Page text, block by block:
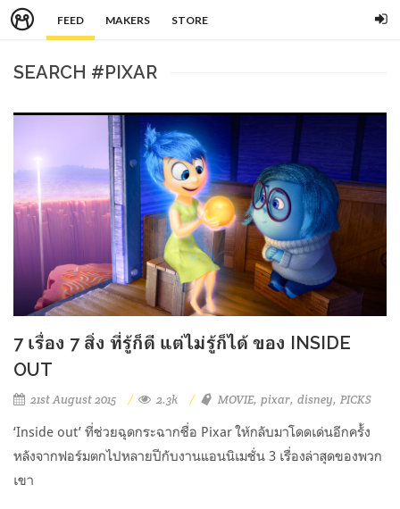
FEED MAKERS STORE
SEARCH #PIXAR
7 เรื่อง 7 สิ่ง ที่รู้ก็ดี แต่ไม่รู้ก็ได้ ของ INSIDE
OUT
21st August 2015 2.3k MOVIE pixar disney PICKS
‘Inside out’ ที่ช่วยฉุดกระฉากชื่อ Pixar ให้กลับมาโดดเด่นอีกครั้ง
หลังจากฟอร์มตกไปหลายปีกับงานแอนนิเมชั่น 3 เรื่องล่าสุดของพวก
เขา